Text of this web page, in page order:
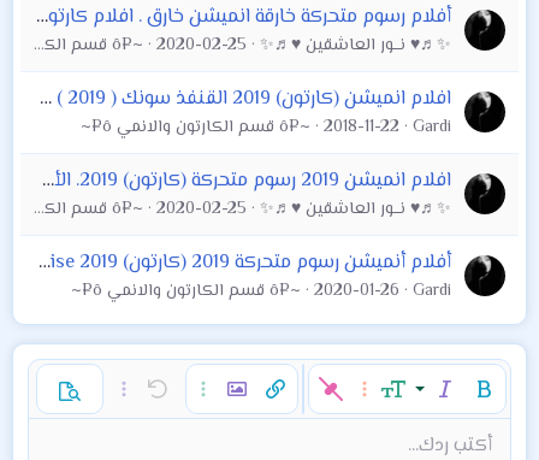
أفلام رسوم متحركة خارقة انميشن خارق . افلام كارتون superhero movies 2019 2020 2021 2022 2023
✨♬♥ نـــور العاشقين ♥♬✨ 2020-02-25 ~¤ô قسم الكارتون والانمي ô¤~
افلام انميشن (كارتون) 2019 القنفذ سونك Sonic the Hedgehog ( 2019 )
Gardi
2018-11-22 ~¤ô قسم الكارتون والانمي ô¤~
افلام انميشن 2019 رسوم متحركة (كارتون) 2019. الأسد الملك (2019)The Lion King
✨♬♥ نـــور العاشقين ♥♬✨ 2020-02-25 ~¤ô قسم الكارتون والانمي ô¤~
أفلام أنميشن رسوم متحركة 2019 (كارتون) 2019 Spies in Disguise الجاسوس المتنكر .
Gardi
2020-01-26 ~¤ô قسم الكارتون والانمي ô¤~
غامق مائل حجم الخط
9
10
خيارات إضافية…إدراج رابطإدراج صورةخيارات إضافية…
تراجع خيارات إضافية…
معاينة
لون النصBackground Color
عائلة الخطالإبتسامات
إقتباسميديا إعادةتبديل الـ BB codeإزالة التنسيقأكتب ردك...